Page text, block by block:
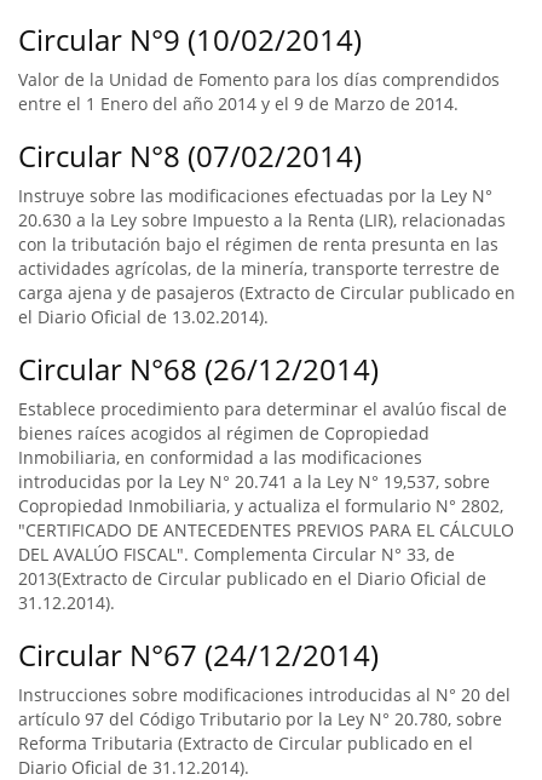
Circular N°9 (10/02/2014)
Valor de la Unidad de Fomento para los días comprendidos
entre el 1 Enero del año 2014 y el 9 de Marzo de 2014.
Circular N°8 (07/02/2014)
Instruye sobre las modificaciones efectuadas por la Ley N°
20.630 a la Ley sobre Impuesto a la Renta (LIR), relacionadas
con la tributación bajo el régimen de renta presunta en las
actividades agrícolas, de la minería, transporte terrestre de
carga ajena y de pasajeros (Extracto de Circular publicado en
el Diario Oficial de 13.02.2014).
Circular N°68 (26/12/2014)
Establece procedimiento para determinar el avalúo fiscal de
bienes raíces acogidos al régimen de Copropiedad
Inmobiliaria, en conformidad a las modificaciones
introducidas por la Ley N° 20.741 a la Ley N° 19,537, sobre
Copropiedad Inmobiliaria, y actualiza el formulario N° 2802,
"CERTIFICADO DE ANTECEDENTES PREVIOS PARA EL CÁLCULO
DEL AVALÚO FISCAL". Complementa Circular N° 33, de
2013(Extracto de Circular publicado en el Diario Oficial de
31.12.2014).
Circular N°67 (24/12/2014)
Instrucciones sobre modificaciones introducidas al N° 20 del
artículo 97 del Código Tributario por la Ley N° 20.780, sobre
Reforma Tributaria (Extracto de Circular publicado en el
Diario Oficial de 31.12.2014).